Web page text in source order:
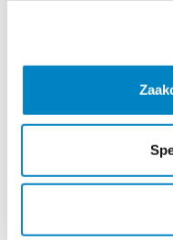
ul. Obłoków 57, 71-